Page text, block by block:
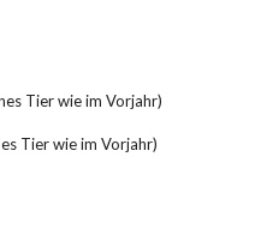
Tier wie im Vorjahr)
Tier wie im Vorjahr)